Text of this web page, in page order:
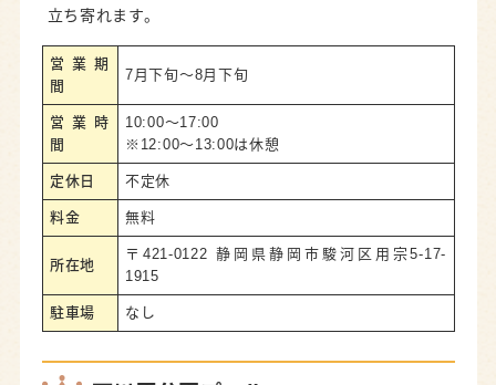
立ち寄れます。
営業期
間
7月下旬～8月下旬
営業時
間
10:00～17:00
※12:00～13:00は休憩
定休日 不定休
料金 無料
所在地
〒421-0122 静岡県静岡市駿河区用宗5-17-
1915
駐車場 なし